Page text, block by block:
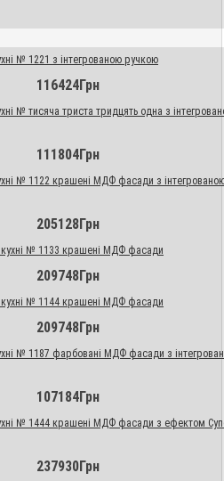
№ 1221 з інтегрованою ручкою
116424Грн
№ тисяча триста тридцять одна з
111804Грн
№ 1122 крашені МДФ фасади з
205128Грн
№ 1133 крашені МДФ фасади
209748Грн
№ 1144 крашені МДФ фасади
209748Грн
№ 1187 фарбовані МДФ фасади з
107184Грн
№ 1444 крашені МДФ фасади з ефектом
237930Грн